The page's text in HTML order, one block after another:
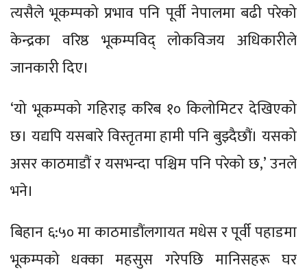
त्यसैले भूकम्पको प्रभाव पनि पूर्वी नेपालमा बढी परेको
केन्द्रका वरिष्ठ भूकम्पविद् लोकविजय अधिकारीले
जानकारी दिए।
‘यो भूकम्पको गहिराइ करिब १० किलोमिटर देखिएको
छ। यद्यपि यसबारे विस्तृतमा हामी पनि बुझ्दैछौं। यसको
असर काठमाडौं र यसभन्दा पश्चिम पनि परेको छ,’ उनले
भने।
बिहान ६:५० मा काठमाडौंलगायत मधेस र पूर्वी पहाडमा
भूकम्पको धक्का महसुस गरेपछि मानिसहरू घर